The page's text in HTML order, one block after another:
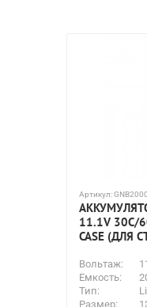
Артикул:
11.1V 30С/
CASE (ДЛЯ
Вольтаж:
Емкость:
Тип:
Размер: